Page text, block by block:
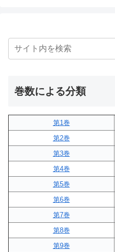
巻数による分類
第1巻
第2巻
第3巻
第4巻
第5巻
第6巻
第7巻
第8巻
第9巻